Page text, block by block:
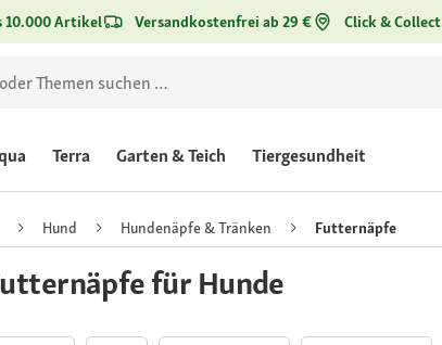
10.000 Artikel Versandkostenfrei ab 29 € Click & Collect
Terra Garten & Teich Tiergesundheit
Hund Hundenäpfe & Tränken Futternäpfe
für Hunde